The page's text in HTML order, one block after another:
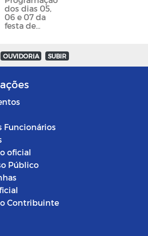
dos dias 05,
06 e 07 da
festa de
foram
divulgadas
OUVIDORIA SUBIR
Funcionários
oficial
Público
Contribuinte